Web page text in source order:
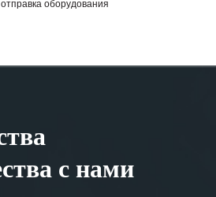
оборудования
с нами